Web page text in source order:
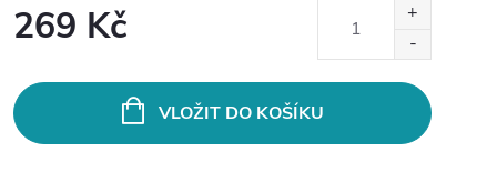
269 Kč
VLOŽIT DO KOŠÍKU